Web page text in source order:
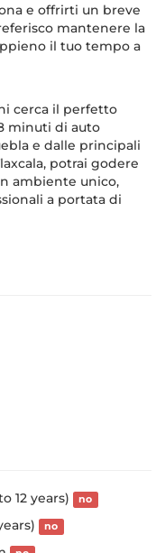
e offrirti un breve
mantenere la
il tuo tempo a
cerca il perfetto
minuti di auto
e dalle principali
potrai godere
ambiente unico,
a portata di
12 years) no
no